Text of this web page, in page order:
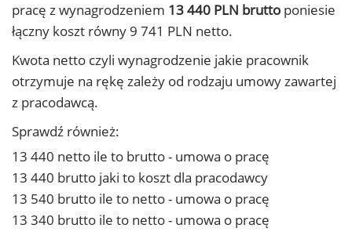
pracę z wynagrodzeniem 13 440 PLN brutto poniesie
łączny koszt równy 9 741 PLN netto.
Kwota netto czyli wynagrodzenie jakie pracownik
otrzymuje na rękę zależy od rodzaju umowy zawartej
z pracodawcą.
Sprawdź również:
13 440 netto ile to brutto - umowa o pracę
13 440 brutto jaki to koszt dla pracodawcy
13 540 brutto ile to netto - umowa o pracę
13 340 brutto ile to netto - umowa o pracę